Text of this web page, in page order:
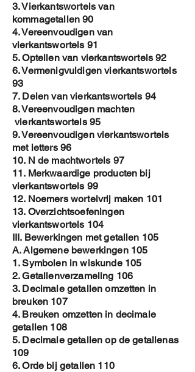
3. Vierkantswortels van
kommagetallen 90
4. Vereenvoudigen van
vierkantswortels 91
5. Optellen van vierkantswortels 92
6. Vermenigvuldigen vierkantswortels
93
7. Delen van vierkantswortels 94
8. Vereenvoudigen machten
vierkantswortels 95
9. Vereenvoudigen vierkantswortels
met letters 96
10. N de machtwortels 97
11. Merkwaardige producten bij
vierkantswortels 99
12. Noemers wortelvrij maken 101
13. Overzichtsoefeningen
vierkantswortels 104
III. Bewerkingen met getallen 105
A. Algemene bewerkingen 105
1. Symbolen in wiskunde 105
2. Getallenverzameling 106
3. Decimale getallen omzetten in
breuken 107
4. Breuken omzetten in decimale
getallen 108
5. Decimale getallen op de getallenas
109
6. Orde bij getallen 110